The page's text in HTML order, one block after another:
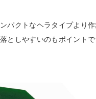
パクトなヘラタイプより
としやすいのもポイントで